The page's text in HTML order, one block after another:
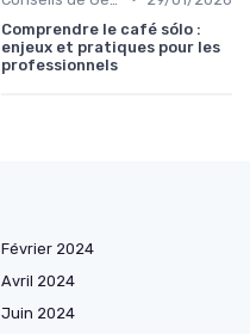
Comprendre le café sólo :
enjeux et pratiques pour les
professionnels
Février 2024
Avril 2024
Juin 2024